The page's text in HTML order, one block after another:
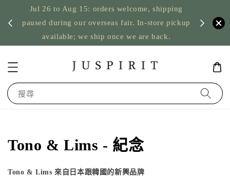
Jul 26 to Aug 15: orders welcome, shipping
paused during our overseas fair. In-store pickup
available; we ship once we are back.
US
搜尋
Tono & Lims - 紀念
Tono & Lims 來自日本跟韓國的新興品牌